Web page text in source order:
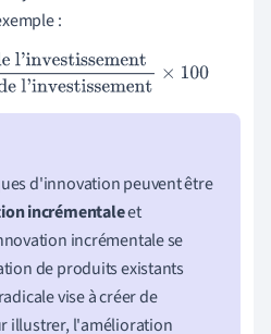
:
coût total de
×100
d'innovation peuvent être
incrémentaleet
incrémentale se
de produits existants
vise à créer de
illustrer, l'amélioration